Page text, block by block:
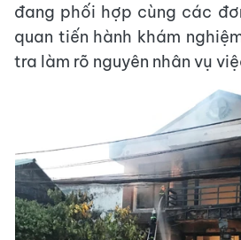
đang phối hợp cùng các
quan tiến hành khám
tra làm rõ nguyên nhân vụ